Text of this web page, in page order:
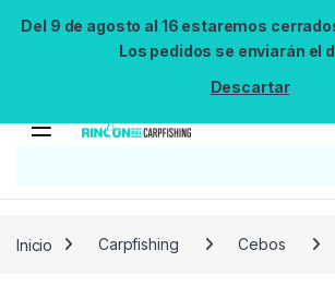
Del 9 de agosto al 16 estaremos
Los pedidos se enviarán el
Descartar